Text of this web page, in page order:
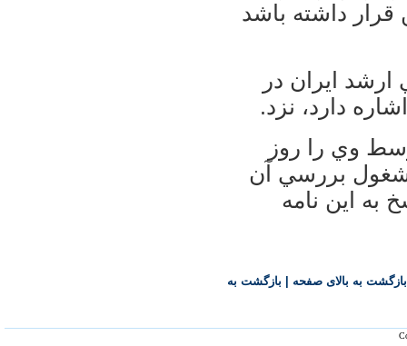
داشته باشد
ايران در
دارد، نزد.
وي را روز
بررسي آن
اين نامه
بازگشت به بالای صفحه بازگشت به